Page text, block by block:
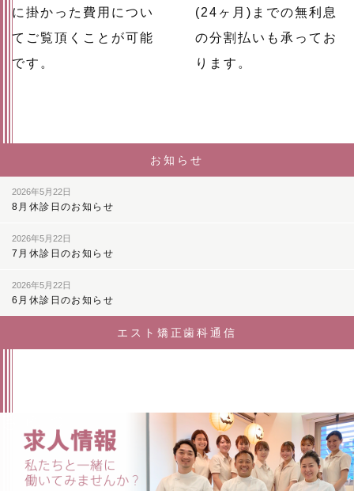
に掛かった費用につい
てご覧頂くことが可能
です。
(24ヶ月)までの無利息
の分割払いも承ってお
ります。
お知らせ
2026年5月22日
8月休診日のお知らせ
2026年5月22日
7月休診日のお知らせ
2026年5月22日
6月休診日のお知らせ
エスト矯正歯科通信